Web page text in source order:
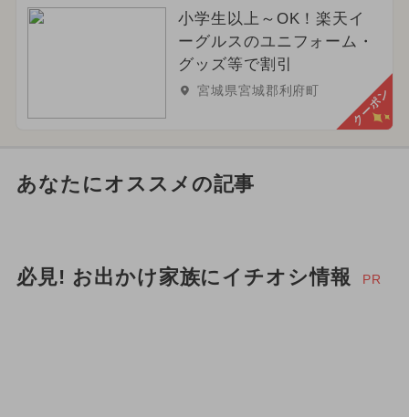
小学生以上～OK！楽天イ
ーグルスのユニフォーム・
グッズ等で割引
宮城県宮城郡利府町 クーポン
あなたにオススメの記事
必見! お出かけ家族にイチオシ情報 PR